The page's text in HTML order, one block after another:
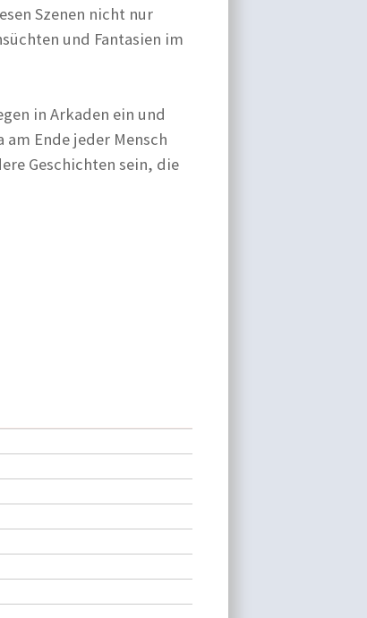
Szenen nicht nur
und Fantasien im
in Arkaden ein und
Ende jeder Mensch
Geschichten sein, die